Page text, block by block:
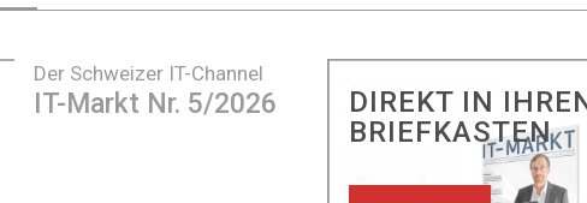
Der Schweizer IT-Channel
IT-Markt Nr. 5/2026
DIREKT IN
BRIEFKASTEN